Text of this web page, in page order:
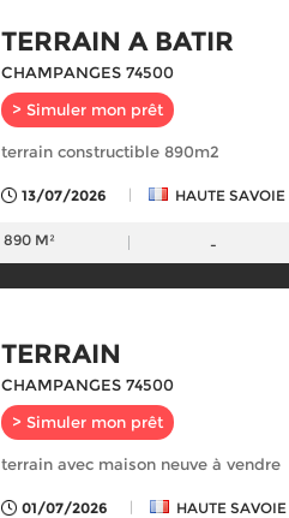
TERRAIN A BATIR
CHAMPANGES 74500
> Simuler mon prêt
terrain constructible 890m2
13/07/2026 | HAUTE SAVOIE
890 M² -
TERRAIN
CHAMPANGES 74500
> Simuler mon prêt
terrain avec maison neuve à vendre
01/07/2026 | HAUTE SAVOIE